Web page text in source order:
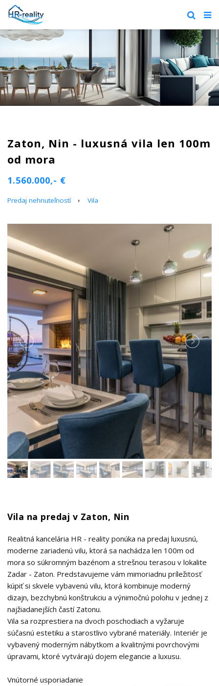
Zaton, Nin - luxusná vila len 100m
od mora
1.560.000,- €
Predaj nehnuteľností Vila
Vila na predaj v Zaton, Nin
Realitná kancelária HR - reality ponúka na predaj luxusnú,
moderne zariadenú vilu, ktorá sa nachádza len 100m od
mora so súkromným bazénom a strešnou terasou v lokalite
Zadar - Zaton. Predstavujeme vám mimoriadnu príležitosť
kúpiť si skvele vybavenú vilu, ktorá kombinuje moderný
dizajn, bezchybnú konštrukciu a výnimočnú polohu v jednej z
najžiadanejších častí Zatonu.
Vila sa rozprestiera na dvoch poschodiach a vyžaruje
súčasnú estetiku a starostlivo vybrané materiály. Interiér je
vybavený moderným nábytkom a kvalitnými povrchovými
úpravami, ktoré vytvárajú dojem elegancie a luxusu.
Vnútorné usporiadanie